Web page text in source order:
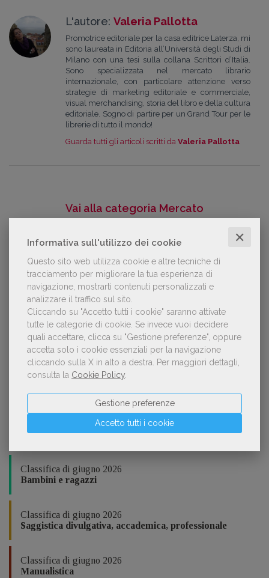
Informativa sull'utilizzo dei cookie ✕
Questo sito web utilizza cookie e altre tecniche di
tracciamento per migliorare la tua esperienza di
navigazione, mostrarti contenuti personalizzati e
analizzare il traffico sul sito.
Cliccando su "Accetto tutti i cookie" saranno attivate
tutte le categorie di cookie. Se invece vuoi decidere
quali accettare, clicca su "Gestione preferenze", oppure
accetta solo i cookie essenziali per la navigazione
cliccando sulla X in alto a destra.
Per maggiori dettagli,
consulta la Cookie Policy
Accetto tutti i cookie
Gestione preferenze
L'autore: Valeria Pallotta
Promotrice editoriale per la casa editrice Laterza, mi
sono laureata in Editoria all’Università degli Studi di
Milano con una tesi sulla collana Scrittori d’Italia.
Sono specializzata nel mercato librario
internazionale, con particolare attenzione verso
strategie di marketing editoriale e commerciale,
visual merchandising, storia del libro e della cultura
editoriale. Sogno di partire per un Grand Tour per le
librerie di tutto il mondo!
Guarda tutti gli articoli scritti da Valeria Pallotta
Vai alla categoria Mercato
CLASSIFICHE DEL GDL
Classifica di giugno 2026
Classifica generale
Classifica di giugno 2026
Narrativa italiana
Classifica di giugno 2026
Classifica di giugno 2026
Fumetti
Classifica di giugno 2026
Bambini e ragazzi
Classifica di giugno 2026
Saggistica divulgativa, accademica, professionale
Classifica di giugno 2026
Manualistica